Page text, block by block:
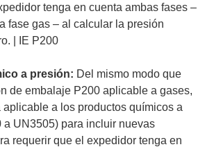
tenga en cuenta ambas fases –
fase gas – al calcular la presión
| IE P200
a presión: Del mismo modo que
de embalaje P200 aplicable a gases,
a los productos químicos a
a UN3505) para incluir nuevas
requerir que el expedidor tenga en